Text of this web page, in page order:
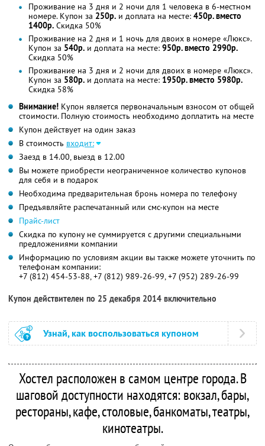
Проживание на 3 дня и 2 ночи для 1 человека в 6-местном
номере. Купон за 250р. и доплата на месте: 450р. вместо
1400р. Скидка 50%
Проживание на 2 дня и 1 ночь для двоих в номере «Люкс».
Купон за 540р. и доплата на месте: 950р. вместо 2990р.
Скидка 50%
Проживание на 3 дня и 2 ночи для двоих в номере «Люкс».
Купон за 580р. и доплата на месте: 1950р. вместо 5980р.
Скидка 58%
Внимание! Купон является первоначальным взносом от общей
стоимости. Полную стоимость необходимо доплатить на месте
Купон действует на один заказ
В стоимость входит:
Заезд в 14.00, выезд в 12.00
Вы можете приобрести неограниченное количество купонов
для себя и в подарок
Необходима предварительная бронь номера по телефону
Предъявляйте распечатанный или смс-купон на месте
Прайс-лист
Скидка по купону не суммируется с другими специальными
предложениями компании
Информацию по условиям акции вы также можете уточнить по
телефонам компании:
+7 (812) 454-53-88, +7 (812) 989-26-99, +7 (952) 289-26-99
Купон действителен по 25 декабря 2014 включительно
Узнай, как воспользоваться купоном
Хостел расположен в самом центре города. В
шаговой доступности находятся: вокзал, бары,
рестораны, кафе, столовые, банкоматы, театры,
кинотеатры.